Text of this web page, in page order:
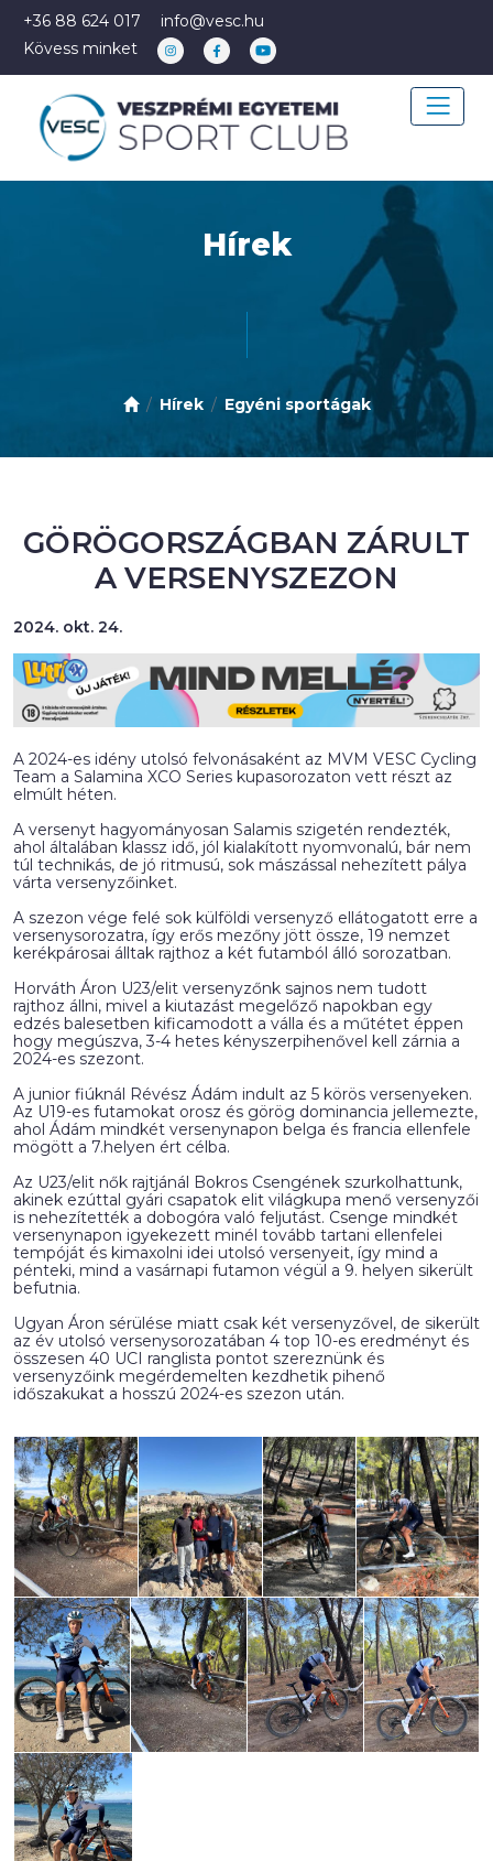
+36 88 624 017
info@vesc.hu
Kövess minket
Hírek
Hírek Egyéni sportágak
GÖRÖGORSZÁGBAN ZÁRULT
A VERSENYSZEZON
2024. okt. 24.
A 2024-es idény utolsó felvonásaként az MVM VESC Cycling
Team a Salamina XCO Series kupasorozaton vett részt az
elmúlt héten.
A versenyt hagyományosan Salamis szigetén rendezték,
ahol általában klassz idő, jól kialakított nyomvonalú, bár nem
túl technikás, de jó ritmusú, sok mászással nehezített pálya
várta versenyzőinket.
A szezon vége felé sok külföldi versenyző ellátogatott erre a
versenysorozatra, így erős mezőny jött össze, 19 nemzet
kerékpárosai álltak rajthoz a két futamból álló sorozatban.
Horváth Áron U23/elit versenyzőnk sajnos nem tudott
rajthoz állni, mivel a kiutazást megelőző napokban egy
edzés balesetben kificamodott a válla és a műtétet éppen
hogy megúszva, 3-4 hetes kényszerpihenővel kell zárnia a
2024-es szezont.
A junior fiúknál Révész Ádám indult az 5 körös versenyeken.
Az U19-es futamokat orosz és görög dominancia jellemezte,
ahol Ádám mindkét versenynapon belga és francia ellenfele
mögött a 7.helyen ért célba.
Az U23/elit nők rajtjánál Bokros Csengének szurkolhattunk,
akinek ezúttal gyári csapatok elit világkupa menő versenyzői
is nehezítették a dobogóra való feljutást. Csenge mindkét
versenynapon igyekezett minél tovább tartani ellenfelei
tempóját és kimaxolni idei utolsó versenyeit, így mind a
pénteki, mind a vasárnapi futamon végül a 9. helyen sikerült
befutnia.
Ugyan Áron sérülése miatt csak két versenyzővel, de sikerült
az év utolsó versenysorozatában 4 top 10-es eredményt és
összesen 40 UCI ranglista pontot szereznünk és
versenyzőink megérdemelten kezdhetik pihenő
időszakukat a hosszú 2024-es szezon után.